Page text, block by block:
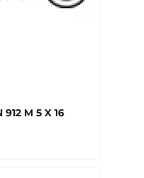
M 5 X 16